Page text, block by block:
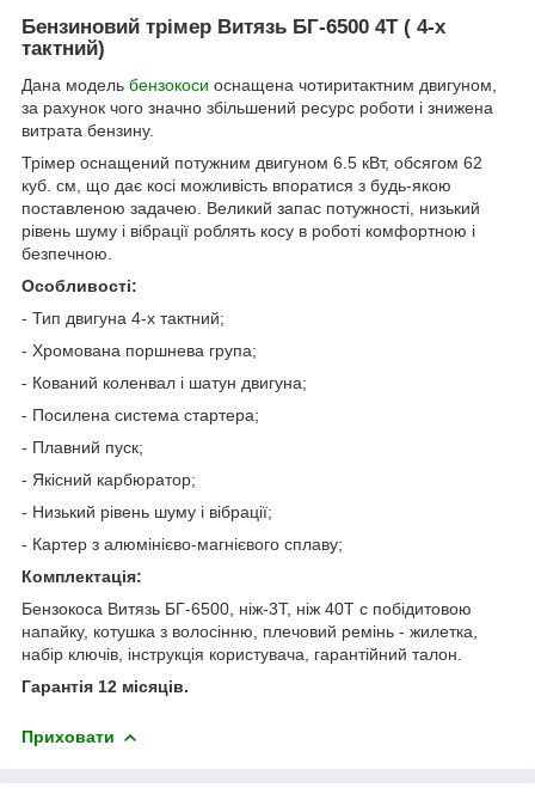
Бензиновий трімер Витязь БГ-6500 4Т ( 4-х
тактний)
Дана модель бензокоси оснащена чотиритактним двигуном,
за рахунок чого значно збільшений ресурс роботи і знижена
витрата бензину.
Трімер оснащений потужним двигуном 6.5 кВт, обсягом 62
куб. см, що дає косі можливість впоратися з будь-якою
поставленою задачею. Великий запас потужності, низький
рівень шуму і вібрації роблять косу в роботі комфортною і
безпечною.
Особливості:
- Тип двигуна 4-х тактний;
- Хромована поршнева група;
- Кований коленвал і шатун двигуна;
- Посилена система стартера;
- Плавний пуск;
- Якісний карбюратор;
- Низький рівень шуму і вібрації;
- Картер з алюмінієво-магнієвого сплаву;
Комплектація:
Бензокоса Витязь БГ-6500, ніж-3Т, ніж 40Т c побідитовою
напайку, котушка з волосінню, плечовий ремінь - жилетка,
набір ключів, інструкція користувача, гарантійний талон.
Гарантія 12 місяців.
Приховати